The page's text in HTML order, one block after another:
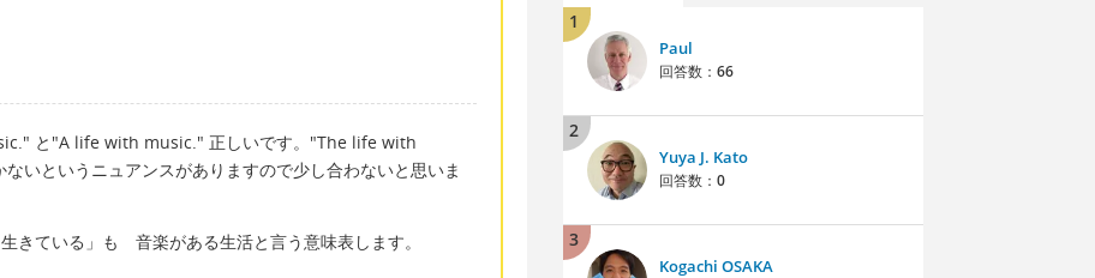
と"A life with music." 正しいです。"The life with
いというニュアンスがありますので少し合わないと思いま
きている」も 音楽がある生活と言う意味表します。
1
Paul
回答数： 66
2
Yuya J. Kato
回答数： 0
3
Kogachi OSAKA